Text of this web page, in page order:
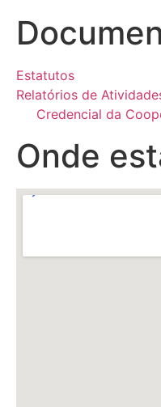
Estatutos
Relatórios de
Credencial da
Onde